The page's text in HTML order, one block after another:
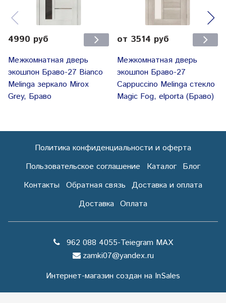
4990 руб
Межкомнатная дверь
экошпон Браво-27 Bianco
Melinga зеркало Mirox
Grey, Браво
от 3514 руб
Межкомнатная дверь
экошпон Браво-27
Cappuccino Melinga стекло
Magic Fog, elporta (Браво)
Политика конфиденциальности и оферта
Пользовательское соглашение
Каталог Блог
Контакты Обратная связь Доставка и оплата
Доставка Оплата
962 088 4055-Teiegram МАХ
zamki07@yandex.ru
Интернет-магазин создан на InSales